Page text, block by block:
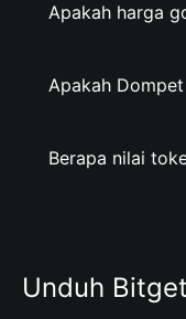
Apakah harga
Apakah
Berapa nilai
Unduh